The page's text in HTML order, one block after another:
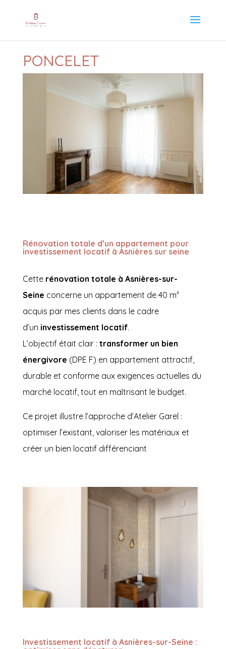
PONCELET
Rénovation totale d’un appartement pour
investissement locatif à Asnières sur seine
Cette rénovation totale à Asnières-sur-
Seine concerne un appartement de 40 m²
acquis par mes clients dans le cadre
d’un investissement locatif.
L’objectif était clair : transformer un bien
énergivore (DPE F) en appartement attractif,
durable et conforme aux exigences actuelles du
marché locatif, tout en maîtrisant le budget.
Ce projet illustre l’approche d’Atelier Garel :
optimiser l’existant, valoriser les matériaux et
créer un bien locatif différenciant
Investissement locatif à Asnières-sur-Seine :